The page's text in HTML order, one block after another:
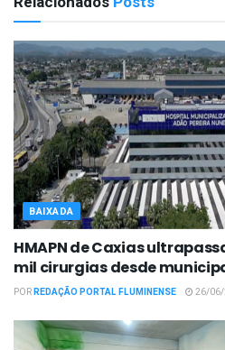
BAIXADA
HMAPN de Caxias
mil cirurgias desde
PORREDAÇÃO PORTAL FLUMINENSE 26/